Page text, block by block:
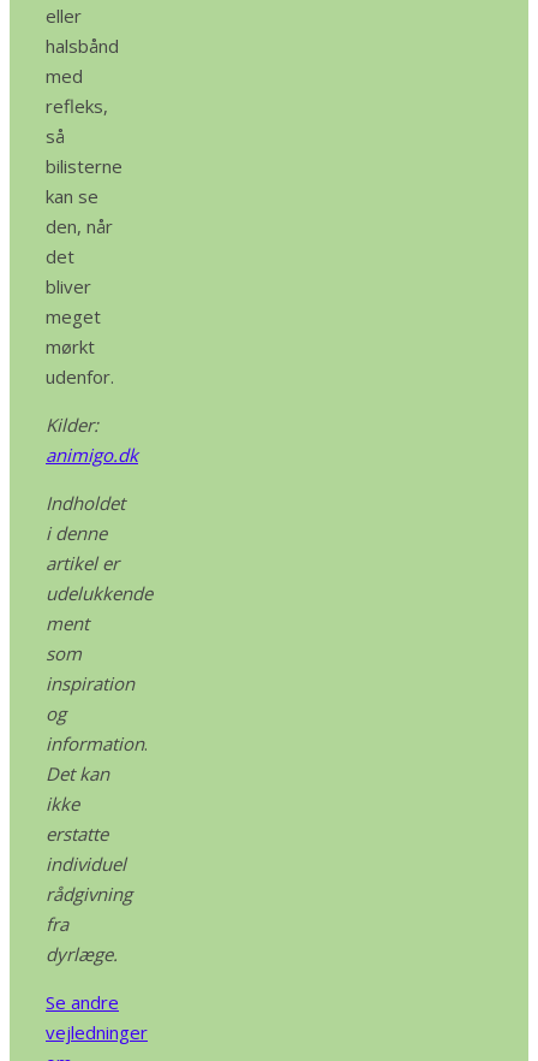
eller
halsbånd
med
refleks,
så
bilisterne
kan se
den, når
det
bliver
meget
mørkt
udenfor.
Kilder:
animigo.dk
Indholdet
i denne
artikel er
udelukkende
ment
som
inspiration
og
information.
Det kan
ikke
erstatte
individuel
rådgivning
fra
dyrlæge.
Se andre
vejledninger